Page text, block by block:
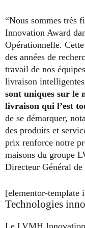
“Nous sommes très
Innovation Award
Opérationnelle.
des années de
travail de nos
livraison
sont uniques sur le
livraison qui l’est
de se démarquer,
des produits et
prix renforce notre
maisons du groupe
Directeur Général
[elementor-template
Technologies